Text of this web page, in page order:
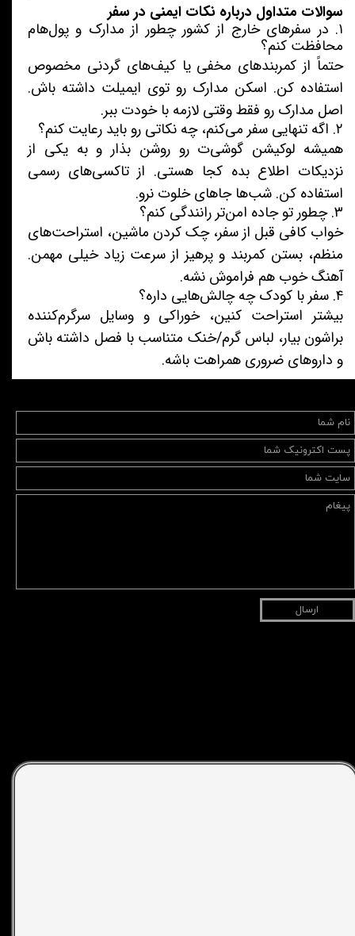
سوالات متداول درباره نکات ایمنی در سفر
۱. در سفرهای خارج از کشور چطور از مدارک و پول‌هام
محافظت کنم؟
حتماً از کمربندهای مخفی یا کیف‌های گردنی مخصوص
استفاده کن. اسکن مدارک رو توی ایمیلت داشته باش.
اصل مدارک رو فقط وقتی لازمه با خودت ببر.
۲. اگه تنهایی سفر می‌کنم، چه نکاتی رو باید رعایت کنم؟
همیشه لوکیشن گوشی‌ت رو روشن بذار و به یکی از
نزدیکات اطلاع بده کجا هستی. از تاکسی‌های رسمی
استفاده کن. شب‌ها جاهای خلوت نرو.
۳. چطور تو جاده امن‌تر رانندگی کنم؟
خواب کافی قبل از سفر، چک کردن ماشین، استراحت‌های
منظم، بستن کمربند و پرهیز از سرعت زیاد خیلی مهمن.
آهنگ خوب هم فراموش نشه.
۴. سفر با کودک چه چالش‌هایی داره؟
بیشتر استراحت کنین، خوراکی و وسایل سرگرم‌کننده
براشون بیار، لباس گرم/خنک متناسب با فصل داشته باش
و داروهای ضروری همراهت باشه.
ارسال